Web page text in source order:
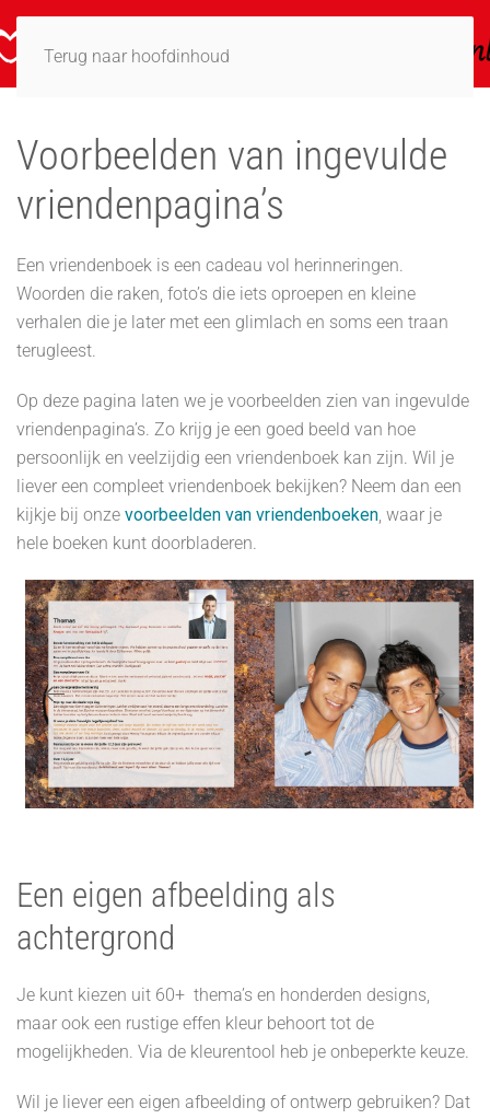
Terug naar hoofdinhoud
Voorbeelden van ingevulde
vriendenpagina’s
Een vriendenboek is een cadeau vol herinneringen.
Woorden die raken, foto’s die iets oproepen en kleine
verhalen die je later met een glimlach en soms een traan
terugleest.
Op deze pagina laten we je voorbeelden zien van ingevulde
vriendenpagina’s. Zo krijg je een goed beeld van hoe
persoonlijk en veelzijdig een vriendenboek kan zijn. Wil je
liever een compleet vriendenboek bekijken? Neem dan een
kijkje bij onze voorbeelden van vriendenboeken, waar je
hele boeken kunt doorbladeren.
Een eigen afbeelding als
achtergrond
Je kunt kiezen uit 60+ thema’s en honderden designs,
maar ook een rustige effen kleur behoort tot de
mogelijkheden. Via de kleurentool heb je onbeperkte keuze.
Wil je liever een eigen afbeelding of ontwerp gebruiken? Dat